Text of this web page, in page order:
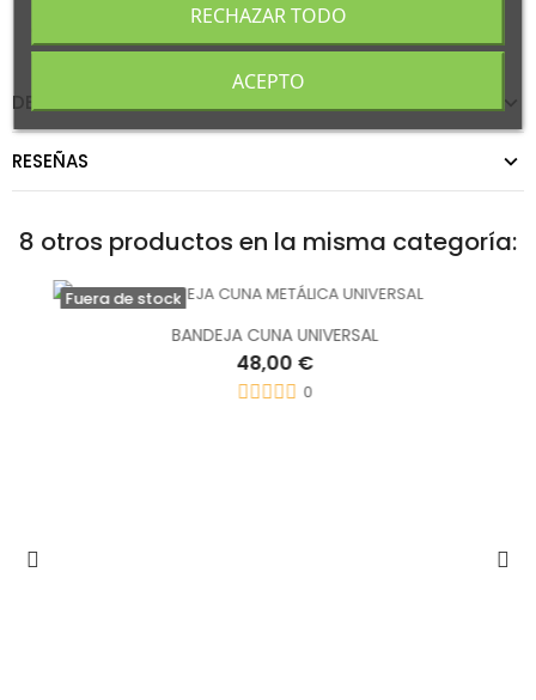
Capacidad para +/-100 de codornices.
DETALLES DEL PRODUCTO
RESEÑAS
8 otros productos en la misma categoría:
Fuera de stock
BANDEJA CUNA UNIVERSAL
48,00 €
0
RECHAZAR TODO
ACEPTO